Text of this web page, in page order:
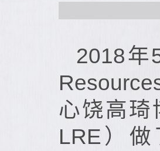
2018年
心饶高琦
LRE）做